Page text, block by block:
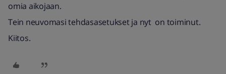
omia aikojaan.
Tein neuvomasi tehdasasetukset ja nyt on toiminut.
Kiitos.